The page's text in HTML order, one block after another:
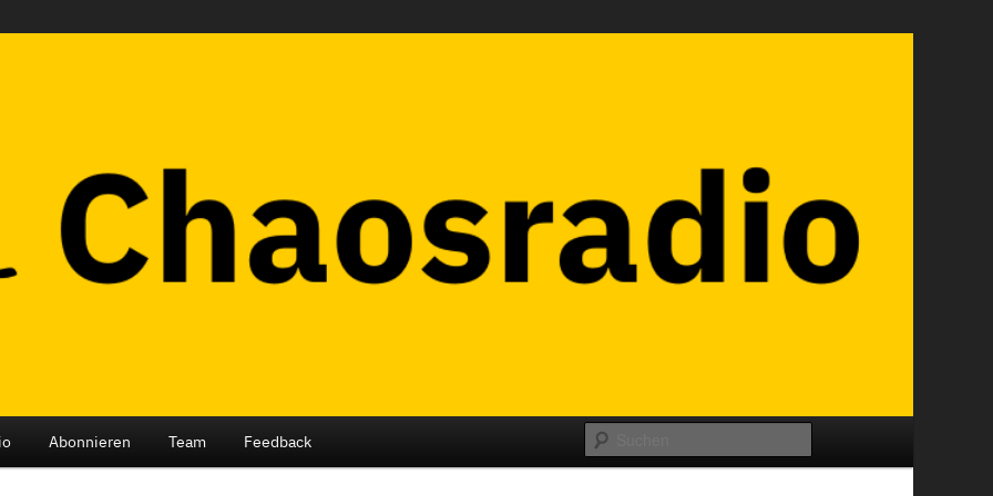
Abonnieren Team Feedback